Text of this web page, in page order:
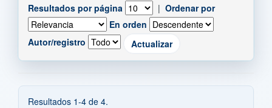
Resultados por página | Ordenar por
En orden
Autor/registro
Resultados 1-4 de 4.